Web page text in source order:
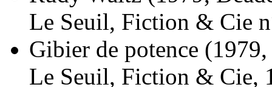
Le Seuil, Fiction & Cie
Gibier de potence
Le Seuil, Fiction & Cie,